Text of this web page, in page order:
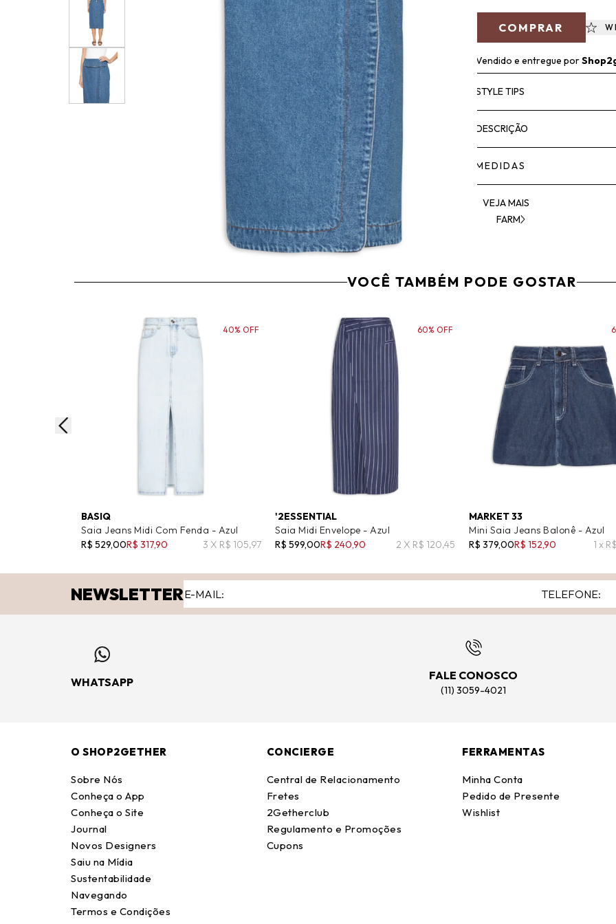
COMPRAR
Vendido e entregue por
STYLE TIPS
DESCRIÇÃO
MEDIDAS
VEJA MAIS
FARM
VOCÊ TAMBÉM PODE GOSTAR
BASIQ
Saia Jeans Midi Com Fenda - Azul
R$ 529,00R$ 317,90 3 X R$ 105,97
40% OFF
'2ESSENTIAL
Saia Midi Envelope - Azul
R$ 599,00R$ 240,90 2 X R$ 120,45
60% OFF
MARKET 33
Mini Saia Jeans Balonê - Azul
R$ 379,00R$ 152,90 1 x
NEWSLETTER
WHATSAPP
FALE CONOSCO
(11) 3059-4021
O SHOP2GETHER
Sobre Nós
Conheça o App
Conheça o Site
Journal
Novos Designers
Saiu na Mídia
Sustentabilidade
Navegando
Termos e Condições
CONCIERGE
Central de Relacionamento
Fretes
2Getherclub
Regulamento e Promoções
Cupons
FERRAMENTAS
Minha Conta
Pedido de Presente
Wishlist